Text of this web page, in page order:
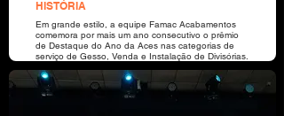
HISTÓRIA
Em grande estilo, a equipe Famac Acabamentos
comemora por mais um ano consecutivo o prêmio
de Destaque do Ano da Aces nas categorias de
serviço de Gesso, Venda e Instalação de Divisórias.
atendimentos, produtos e serviços, atendendo
clientes de Sorriso e região. FAMAC
ACABAMENTOS, REALIZANDO SONHOS AO